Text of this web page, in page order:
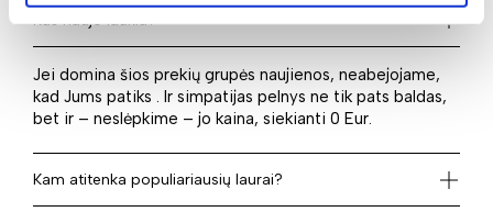
Kas naujo laukia?
Jei domina šios prekių grupės naujienos, neabejojame,
kad Jums patiks . Ir simpatijas pelnys ne tik pats baldas,
bet ir – neslėpkime – jo kaina, siekianti 0 Eur.
Kam atitenka populiariausių laurai?